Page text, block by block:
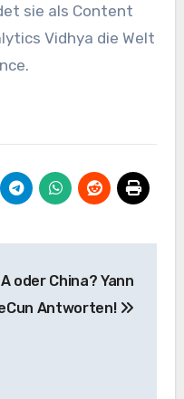
sie als Content
Vidhya die Welt
oder China? Yann
Antworten!